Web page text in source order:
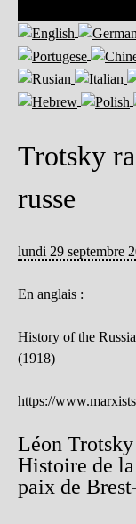
Trotsky
russe
lundi 29 septembre
En anglais :
History of the
(1918)
https://
Léon Trotsky
Histoire de
paix de